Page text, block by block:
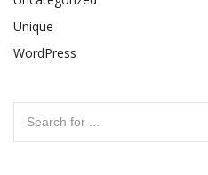
Unique
WordPress